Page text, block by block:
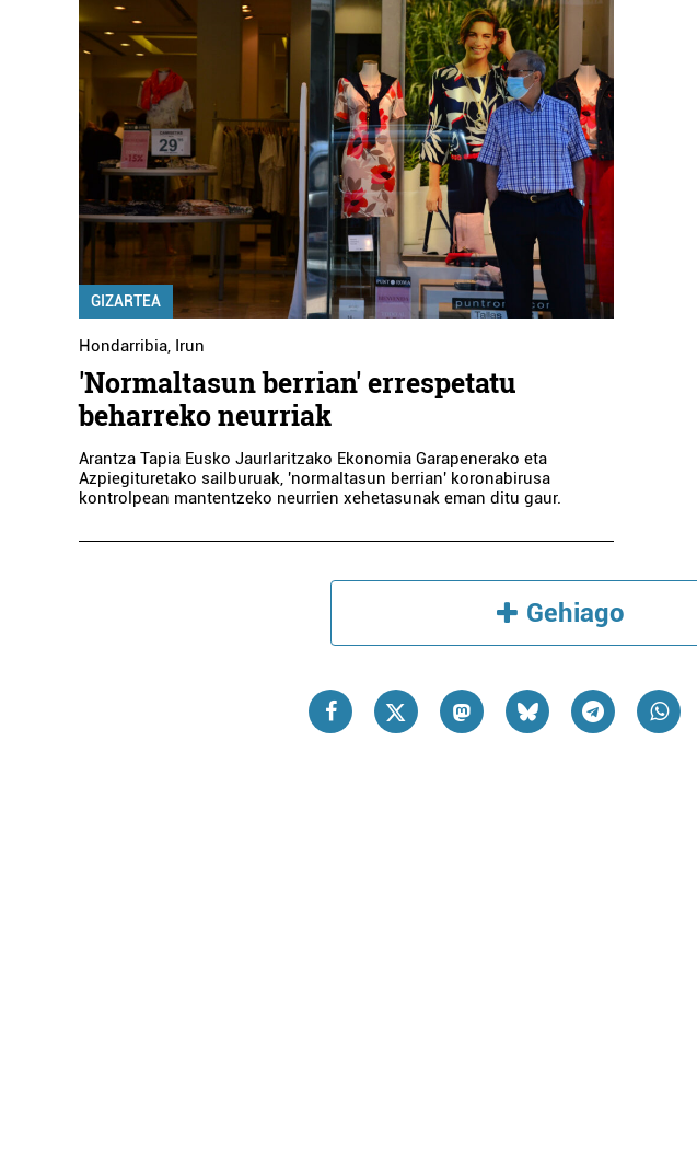
GIZARTEA
Hondarribia, Irun
'Normaltasun berrian' errespetatu
beharreko neurriak
Arantza Tapia Eusko Jaurlaritzako Ekonomia Garapenerako eta
Azpiegituretako sailburuak, 'normaltasun berrian' koronabirusa
kontrolpean mantentzeko neurrien xehetasunak eman ditu gaur.
Gehiago